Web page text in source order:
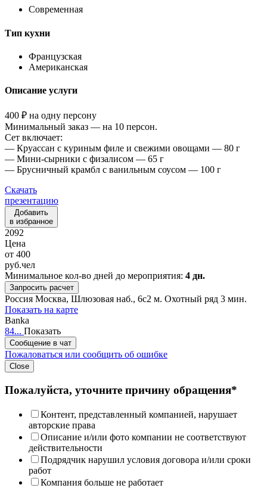
Современная
Тип кухни
Французская
Американская
Описание услуги
400 ₽ на одну персону
Минимальный заказ — на 10 персон.
Сет включает:
— Круассан с куриным филе и свежими овощами — 80 г
— Мини-сырники с физалисом — 65 г
— Брусничный крамбл с ванильным соусом — 100 г
Скачать
презентацию
Добавить
в избранное
2092
Цена
от 400
руб.чел
Минимальное кол-во дней до мероприятия: 4 дн.
Запросить расчет
Россия Москва, Шлюзовая наб., 6c2 м. Охотный ряд 3 мин.
Показать на карте
Banka
84... Показать
Сообщение в чат
Пожаловаться или сообщить об ошибке
Close
Пожалуйста, уточните причину обращения*
Контент, представленный компанией, нарушает
авторские права
Описание и/или фото компании не соответствуют
действительности
Подрядчик нарушил условия договора и/или сроки
работ
Компания больше не работает